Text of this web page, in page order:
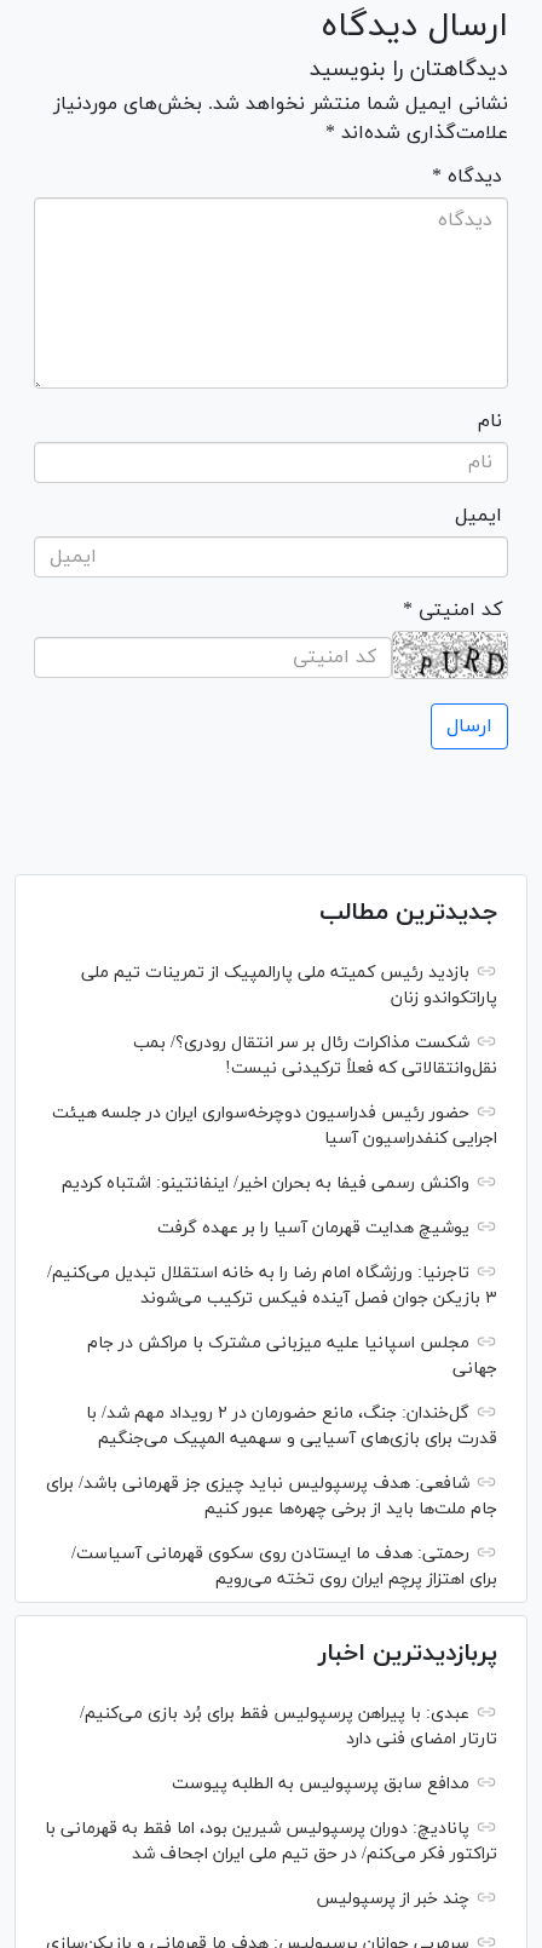
ارسال دیدگاه
دیدگاهتان را بنویسید
نشانی ایمیل شما منتشر نخواهد شد. بخش‌های موردنیاز
علامت‌گذاری شده‌اند *
* دیدگاه
نام
ایمیل
* کد امنیتی
جدیدترین مطالب
بازدید رئیس کمیته ملی پارالمپیک از تمرینات تیم ملی
پاراتکواندو زنان
شکست مذاکرات رئال بر سر انتقال رودری؟/ بمب
نقل‌وانتقالاتی که فعلاً ترکیدنی نیست!
حضور رئیس فدراسیون دوچرخه‌سواری ایران در جلسه هیئت
اجرایی کنفدراسیون آسیا
واکنش رسمی فیفا به بحران اخیر/ اینفانتینو: اشتباه کردیم
یوشیچ هدایت قهرمان آسیا را بر عهده گرفت
تاجرنیا: ورزشگاه امام رضا را به خانه استقلال تبدیل می‌کنیم/
۳ بازیکن جوان فصل آینده فیکس ترکیب می‌شوند
مجلس اسپانیا علیه میزبانی مشترک با مراکش در جام
جهانی
گل‌خندان: جنگ، مانع حضورمان در ۲ رویداد مهم شد/ با
قدرت برای بازی‌های آسیایی و سهمیه المپیک می‌جنگیم
شافعی: هدف پرسپولیس نباید چیزی جز قهرمانی باشد/ برای
جام ملت‌ها باید از برخی چهره‌ها عبور کنیم
رحمتی: هدف ما ایستادن روی سکوی قهرمانی آسیاست/
برای اهتزاز پرچم ایران روی تخته می‌رویم
پربازدیدترین اخبار
عبدی: با پیراهن پرسپولیس فقط برای بُرد بازی می‌کنیم/
تارتار امضای فنی دارد
مدافع سابق پرسپولیس به الطلبه پیوست
پانادیچ: دوران پرسپولیس شیرین بود، اما فقط به قهرمانی با
تراکتور فکر می‌کنم/ در حق تیم ملی ایران اجحاف شد
چند خبر از پرسپولیس